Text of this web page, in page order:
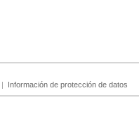
| Información de protección de datos